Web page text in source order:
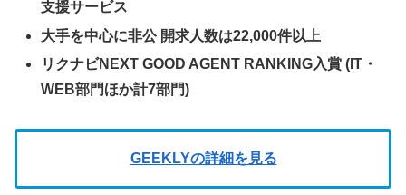
支援サービス
大手を中心に非公 開求人数は22,000件以上
リクナビNEXT GOOD AGENT RANKING入賞 (IT・
WEB部門ほか計7部門)
GEEKLYの詳細を見る